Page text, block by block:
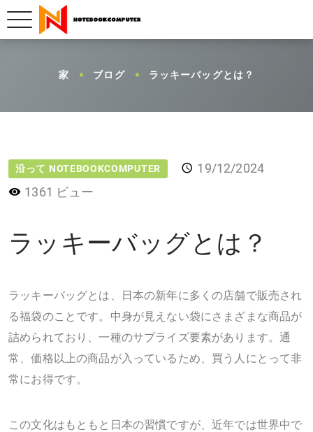
家 ブログ ラッキーバッグとは？
沿って NOTEBOOKCOMPUTER
19/12/2024
1361 ビュー
ラッキーバッグとは？
ラッキーバッグとは、日本の新年に多くの店舗で販売され
る福袋のことです。中身が見えない袋にさまざまな商品が
詰められており、一種のサプライズ要素があります。通
常、価格以上の商品が入っているため、買う人にとって非
常にお得です。
この文化はもともと日本の習慣ですが、近年では世界中で